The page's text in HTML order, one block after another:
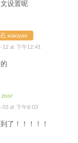
设置呢
xiaoyao
12 at 下午12:41
zoor
03 at 下午8:03
了！！！！！